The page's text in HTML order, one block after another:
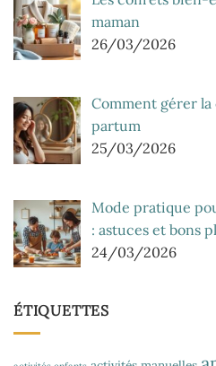
maman
26/03/2026
Comment gérer
partum
25/03/2026
Mode pratique
: astuces et bons
24/03/2026
ÉTIQUETTES